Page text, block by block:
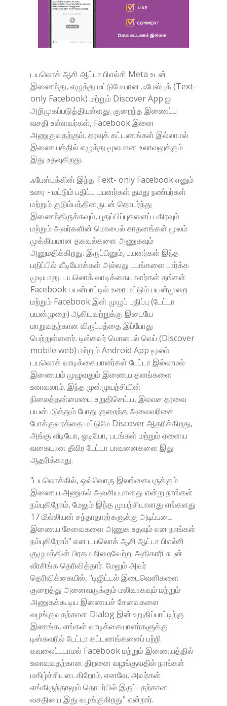
டயலொக் ஆசி ஆட்டா பிஎல்சி Meta உடன்
இணைந்து, எழுத்து மட்டுமேயான ஃபேஸ்புக் (Text-
only Facebook) மற்றும் Discover App ஐ
அறிமுகப்படுத்தியுள்ளது. குறைந்த இணைப்பு
வசதி உள்ளவர்கள், Facebook இனை
அணுகுவதற்கும், தரவுக் கட்டணங்கள் இல்லாமல்
இணையத்தில் எழுத்து மூலமான உலாவலுக்கும்
இது உதவுகிறது.
ஃபேஸ்புக்கின் இந்த Text- only Facebook எனும்
உரை - மட்டும் பதிப்பு பயனர்கள் தமது நண்பர்கள்
மற்றும் குடும்பத்தினருடன் தொடர்ந்து
இணைந்திருக்கவும், புதுப்பிப்புகளைப் பகிரவும்
மற்றும் அவர்களின் மொபைல் சாதனங்கள் மூலம்
முக்கியமான தகவல்களை அணுகவும்
அனுமதிக்கிறது. இருப்பினும், பயனர்கள் இந்த
பதிப்பில் வீடியோக்கள் அல்லது படங்களை பார்க்க
முடியாது. டயலொக் வாடிக்கையாளர்கள் தங்கள்
Facebook பயன்பாட்டில் உரை மட்டும் பயன்முறை
மற்றும் Facebook இன் முழுப் பதிப்பு (டேட்டா
பயன்முறை) ஆகியவற்றுக்கு இடையே
மாறுவதற்கான விருப்பத்தை இப்போது
பெற்றுள்ளனர். டிஸ்கவர் மொபைல் வெப் (Discover
mobile web) மற்றும் Android App மூலம்
டயலொக் வாடிக்கையாளர்கள் டேட்டா இல்லாமல்
இணையம் முழுவதும் இணைய தளங்களை
உலாவலாம். இந்த முன்முயற்சியின்
நிலைத்தன்மையை உறுதிசெய்ய, இலவச தரவை
பயன்படுத்தும் போது குறைந்த அலைவரிசை
போக்குவரத்தை மட்டுமே Discover ஆதரிக்கிறது,
அங்கு வீடியோ, ஓடியோ, படங்கள் மற்றும் ஏனைய
வகையான தீவிர டேட்டா பாவனைகளை இது
ஆதரிக்காது.
"டயலொக்கில், ஒவ்வொரு இலங்கையருக்கும்
இணைய அணுகல் அவசியமானது என்று நாங்கள்
நம்புகிறோம், மேலும் இந்த முயற்சியானது எங்களது
17 மில்லியன் சந்தாதாரர்களுக்கு அடிப்படை
இணைய சேவைகளை அணுக உதவும் என நாங்கள்
நம்புகிறோம்" என டயலொக் ஆசி ஆட்டா பிஎல்சி
குழுமத்தின் பிரதம நிறைவேற்று அதிகாரி சுபுன்
வீரசிங்க தெரிவித்தார். மேலும் அவர்
தெரிவிக்கையில், "டிஜிட்டல் இடைவெளிகளை
குறைத்து அனைவருக்கும் மலிவாகவும் மற்றும்
அணுகக்கூடிய இணையச் சேவைகளை
வழங்குவதற்கான Dialog இன் உறுதிப்பாட்டிற்கு
இணங்க, எங்கள் வாடிக்கையாளர்களுக்கு
டிஸ்கவரில் டேட்டா கட்டணங்களைப் பற்றி
கவலைப்படாமல் Facebook மற்றும் இணையத்தில்
உலாவுவதற்கான திறனை வழங்குவதில் நாங்கள்
மகிழ்ச்சியடைகிறோம். எனவே, அவர்கள்
எங்கிருந்தாலும் தொடர்பில் இருப்பதற்கான
வசதியை இது வழங்குகிறது" என்றார்.